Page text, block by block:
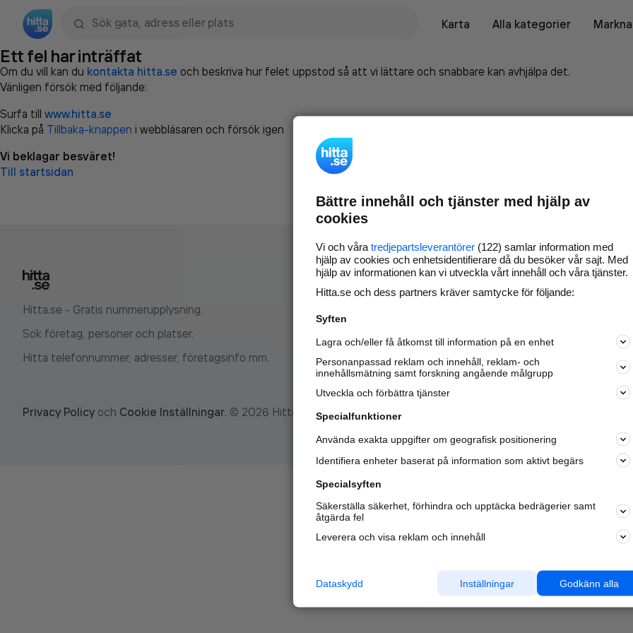
Karta
Alla kategorier
Ett fel har inträffat
Om du vill kan du kontakta hitta.se och beskriva hur felet uppstod så att vi lättare och snabbare kan avhjälpa det.
Vänligen försök med följande:
Surfa till www.hitta.se
Klicka på Tillbaka-knappen i webbläsaren och försök igen
Vi beklagar besväret!
Till startsidan
Hitta.se - Gratis nummerupplysning.
Sök företag, personer och platser.
Hitta telefonnummer, adresser, företagsinfo mm.
Marknadsför företaget på
nya kunder och
samarbetspartners nära dig.
Läs mer här
Privacy Policy och Cookie Inställningar. © 2026 Hitta.se
Bättre innehåll och tjänster med hjälp av
cookies
Vi och våra tredjepartsleverantörer (122) samlar information med
hjälp av cookies och enhetsidentifierare då du besöker vår sajt. Med
hjälp av informationen kan vi utveckla vårt innehåll och våra tjänster.
Hitta.se och dess partners kräver samtycke för följande:
Syften
Lagra och/eller få åtkomst till information på en enhet
Personanpassad reklam och innehåll, reklam- och
innehållsmätning samt forskning angående målgrupp
Utveckla och förbättra tjänster
Specialfunktioner
Använda exakta uppgifter om geografisk positionering
Identifiera enheter baserat på information som aktivt begärs
Specialsyften
Säkerställa säkerhet, förhindra och upptäcka bedrägerier samt
åtgärda fel
Leverera och visa reklam och innehåll
Godkänn alla
Inställningar
Dataskydd